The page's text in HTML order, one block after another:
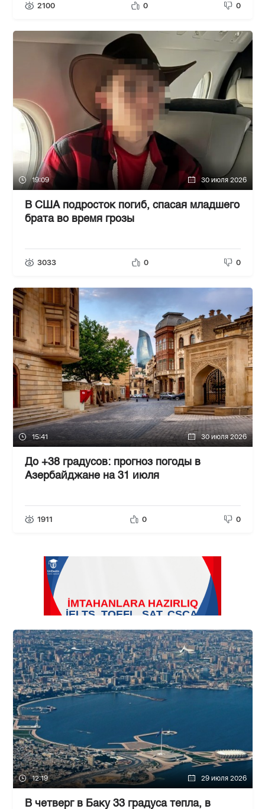
2100 0 0
19:09 30 июля 2026
В США подросток погиб, спасая младшего
брата во время грозы
3033 0 0
15:41 30 июля 2026
До +38 градусов: прогноз погоды в
Азербайджане на 31 июля
1911 0 0
12:19 29 июля 2026
В четверг в Баку 33 градуса тепла, в